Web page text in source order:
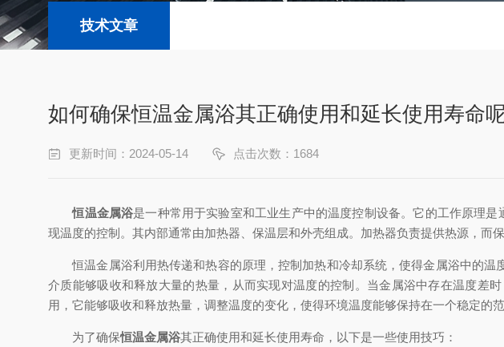
技术文章
如何确保恒温金属浴其正确使用和延长使用寿命
更新时间：2024-05-14 点击次数：1684
恒温金属浴是一种常用于实验室和工业生产中的温度控制设备。它的工作原理
现温度的控制。其内部通常由加热器、保温层和外壳组成。加热器负责提供热源，而
恒温金属浴利用热传递和热容的原理，控制加热和冷却系统，使得金属浴中的温
介质能够吸收和释放大量的热量，从而实现对温度的控制。当金属浴中存在温度差
用，它能够吸收和释放热量，调整温度的变化，使得环境温度能够保持在一个稳定的范
为了确保恒温金属浴其正确使用和延长使用寿命，以下是一些使用技巧：